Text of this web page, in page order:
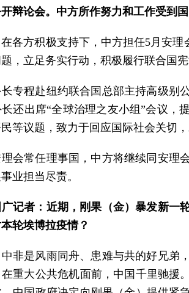
辩论会。中方所作努力和工作受到
各方积极支持下，中方担任5月安
，立足务实行动，积极履行联合国宪
专程赴纽约联合国总部主持高级别
还出席“全球治理之友小组”会议，
等议题，致力于回应国际社会关切
会常任理事国，中方将继续同安理
业担当尽责。
记者：近期，刚果（金）暴发新一
轮埃博拉疫情？
非是风雨同舟、患难与共的好兄弟
重大公共危机面前，中国千里驰援